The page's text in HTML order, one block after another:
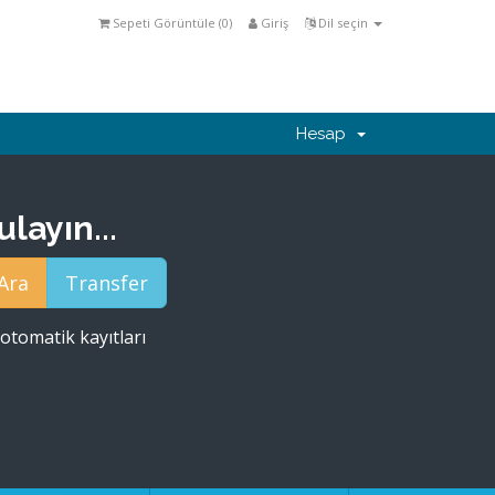
Dil seçin
Giriş
Sepeti Görüntüle (0)
Hesap
kayıtları